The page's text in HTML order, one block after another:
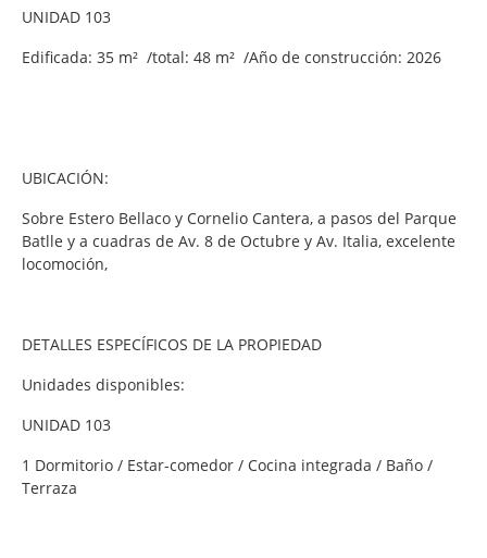
UNIDAD 103
Edificada: 35 m² /total: 48 m² /Año de construcción: 2026
UBICACIÓN:
Sobre Estero Bellaco y Cornelio Cantera, a pasos del Parque
Batlle y a cuadras de Av. 8 de Octubre y Av. Italia, excelente
locomoción,
DETALLES ESPECÍFICOS DE LA PROPIEDAD
Unidades disponibles:
UNIDAD 103
1 Dormitorio / Estar-comedor / Cocina integrada / Baño /
Terraza